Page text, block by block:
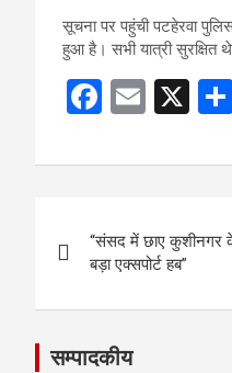
सूचना पर पहुंची पटहेरवा
हुआ है। सभी यात्री सुरक्षित
F
ce
o
o
k
E
ail
X
navigation
“संसद में छाए कुशीनगर
बड़ा एक्सपोर्ट हब”
सम्पादकीय